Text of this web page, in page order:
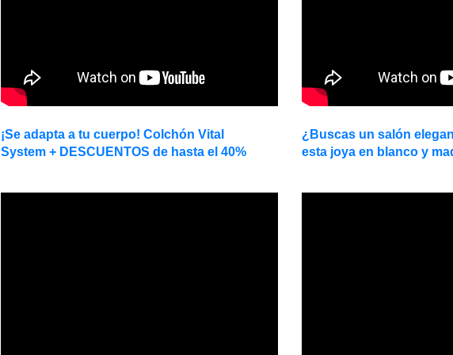
¡Se adapta a tu cuerpo! Colchón Vital
System + DESCUENTOS de hasta el 40%
¿Buscas un salón
esta joya en blanco y